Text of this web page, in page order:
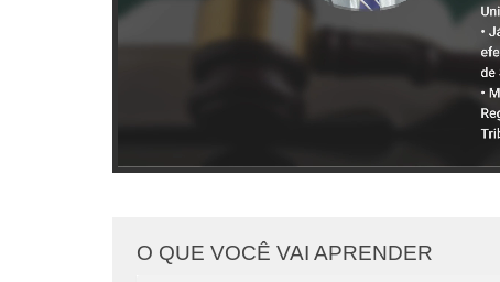
O QUE VOCÊ VAI APRENDER